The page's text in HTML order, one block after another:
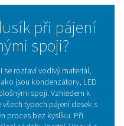
která používáme každý
a televizory, bez nich
s plošnými spoji
vytváří inertní atmosféru,
a tvorbě oxidové
kvalitou.Výroba vlastního
s univerzálním skidem
nabízí celou řadu